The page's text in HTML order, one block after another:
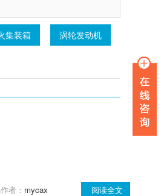
Y12 丰羽顺途
作者： mycax 阅读全文